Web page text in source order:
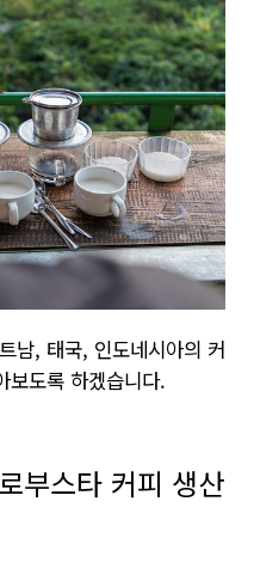
남, 태국, 인도네시아의 커
보도록 하겠습니다.
부스타 커피 생산